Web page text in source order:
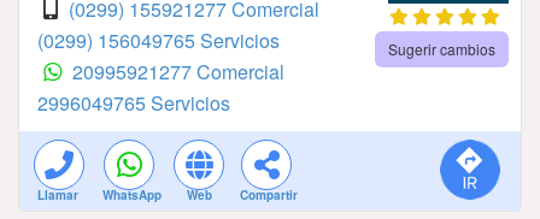
(0299) 155921277 Comercial
(0299) 156049765 Servicios
20995921277 Comercial
2996049765 Servicios
Sugerir cambios
Llamar WhatsApp Web Compartir